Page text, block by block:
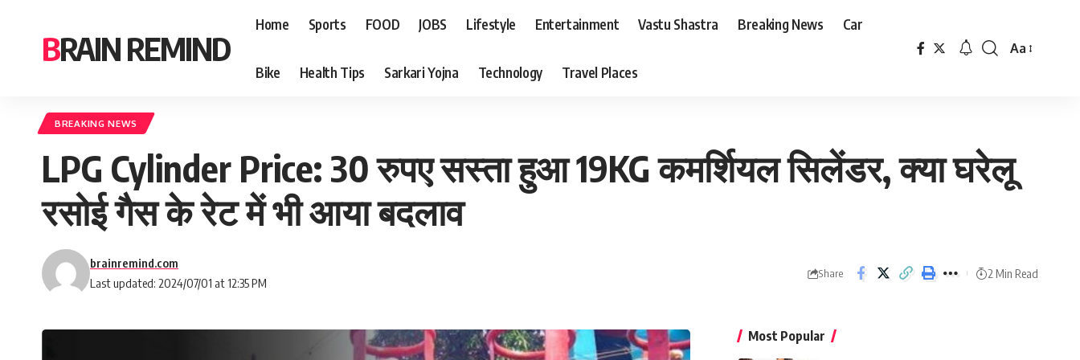
BRAIN REMIND
Home Sports FOOD JOBS Lifestyle Entertainment Vastu Shastra Breaking News Car
Bike Health Tips Sarkari Yojna Technology Travel Places
Font
Aa
BREAKING NEWS
LPG Cylinder Price: 30 रुपए सस्ता हुआ 19KG कमर्शियल सिलेंडर, क्या घरेलू
रसोई गैस के रेट में भी आया बदलाव
Last updated: 2024/07/01 at 12:35 PM
brainremind.com
Share 2 Min Read
Most Popular